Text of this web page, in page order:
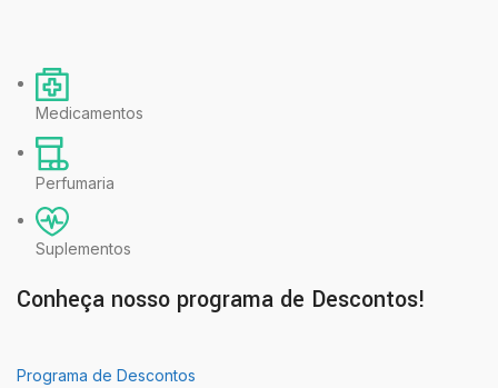
Medicamentos
Perfumaria
Suplementos
Conheça nosso programa de Descontos!
Programa de Descontos